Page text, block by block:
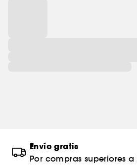
Envío gratis
Por compras superiores a